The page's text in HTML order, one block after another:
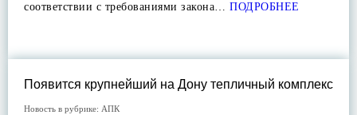
соответствии с требованиями закона… ПОДРОБНЕЕ
Появится крупнейший на Дону тепличный комплекс
Новость в рубрике: АПК